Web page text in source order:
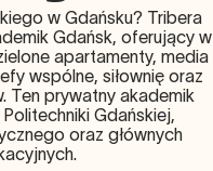
w Gdańsku? Tribera
Gdańsk, oferujący w
apartamenty, media
wspólne, siłownię oraz
Ten prywatny akademik
Gdańskiej,
oraz głównych